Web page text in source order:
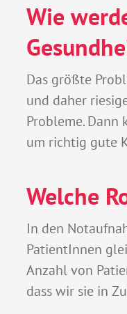
Wie
Das größte
und daher
Probleme.
um richtig gute
Welche
In den
PatientInnen
Anzahl von
dass wir sie in